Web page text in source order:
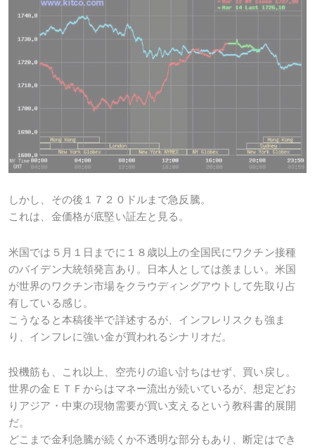
しかし、その後１７２０ドルまで急反騰。
これは、金価格が底堅い証左と見る。
米国では５月１日までに１８歳以上の全国民にワクチン接種
のバイデン大統領発言あり。日本人としては羨ましい。米国
が世界のワクチン市場をクラウディングアウトして先取り占
有している感じ。
こうなると本稿後半で詳述するが、インフレリスクも強ま
り、インフレに強い金が買われるシナリオだ。
投機筋も、これ以上、空売りの追い討ちはせず、買い戻し。
世界の金ＥＴＦからはマネー流出が続いているが、想定どお
りアジア・中東の現物需要が買い支えるという教科書的展開
だ。
どこまで金利急騰が続くか不透明な部分もあり、断定はでき